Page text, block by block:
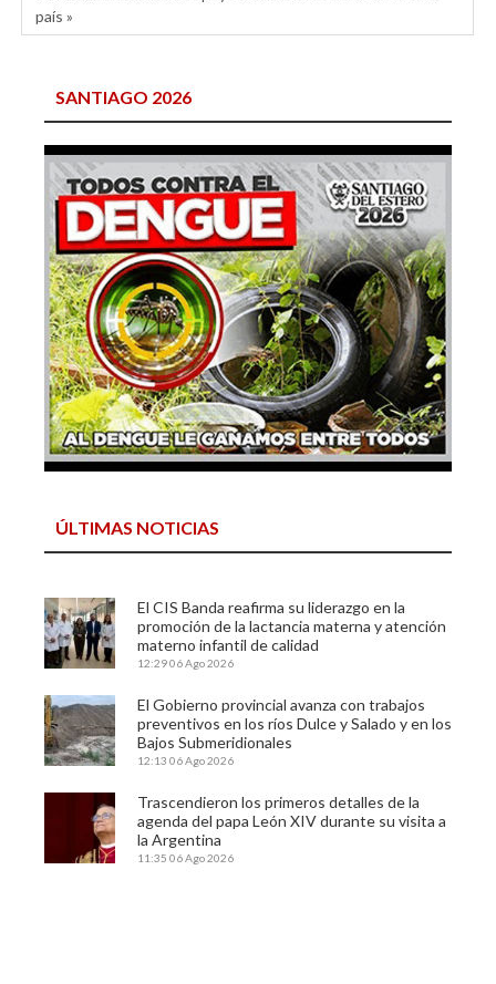
país »
SANTIAGO 2026
ÚLTIMAS NOTICIAS
El CIS Banda reafirma su liderazgo en la
promoción de la lactancia materna y atención
materno infantil de calidad
12:2906 Ago 2026
El Gobierno provincial avanza con trabajos
preventivos en los ríos Dulce y Salado y en los
Bajos Submeridionales
12:13 06 Ago 2026
Trascendieron los primeros detalles de la
agenda del papa León XIV durante su visita a
la Argentina
11:35 06 Ago 2026